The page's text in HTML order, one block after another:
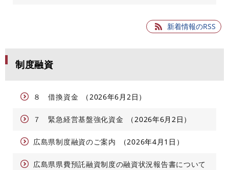
新着情報のRSS
制度融資
８ 借換資金 2026年6月2日
７ 緊急経営基盤強化資金 2026年6月2日
広島県制度融資のご案内 2026年4月1日
広島県県費預託融資制度の融資状況報告書について